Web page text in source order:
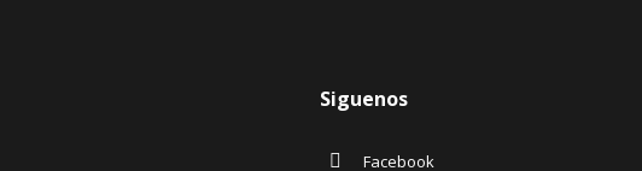
Siguenos
Facebook